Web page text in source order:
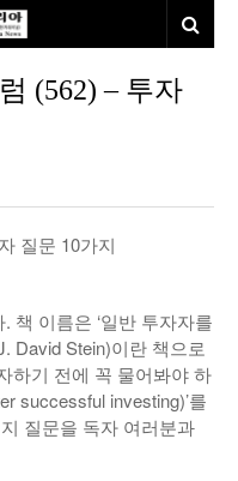
(562) – 투자
질문 10가지
책 이름은 ‘일반 투자자를
David Stein)이란 책으로
하기 전에 꼭 물어봐야 하
successful investing)’를
질문을 독자 여러분과